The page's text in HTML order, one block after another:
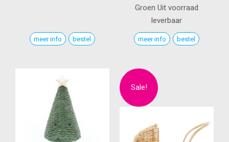
meer info bestel
Groen Uit voorraad
leverbaar
meer info bestel